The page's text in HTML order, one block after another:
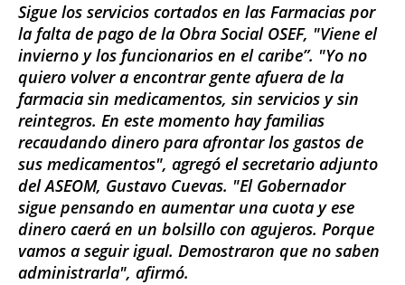
Sigue los servicios cortados en las Farmacias por
la falta de pago de la Obra Social OSEF, "Viene el
invierno y los funcionarios en el caribe”. "Yo no
quiero volver a encontrar gente afuera de la
farmacia sin medicamentos, sin servicios y sin
reintegros. En este momento hay familias
recaudando dinero para afrontar los gastos de
sus medicamentos", agregó el secretario adjunto
del ASEOM, Gustavo Cuevas. "El Gobernador
sigue pensando en aumentar una cuota y ese
dinero caerá en un bolsillo con agujeros. Porque
vamos a seguir igual. Demostraron que no saben
administrarla", afirmó.